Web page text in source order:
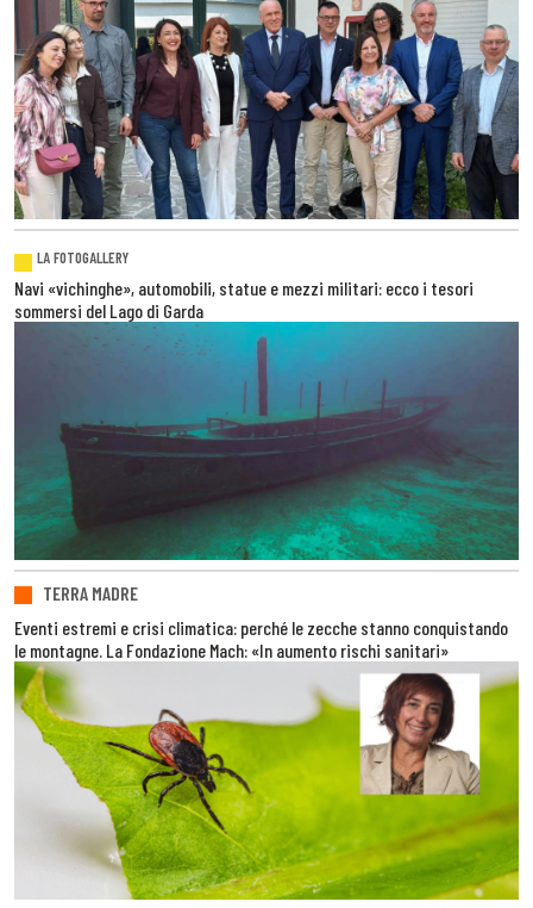
LA FOTOGALLERY
Navi «vichinghe», automobili, statue e mezzi militari: ecco i tesori
sommersi del Lago di Garda
TERRA MADRE
Eventi estremi e crisi climatica: perché le zecche stanno conquistando
le montagne. La Fondazione Mach: «In aumento rischi sanitari»